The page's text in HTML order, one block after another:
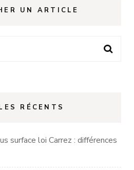
UN ARTICLE
RÉCENTS
surface loi Carrez : différences